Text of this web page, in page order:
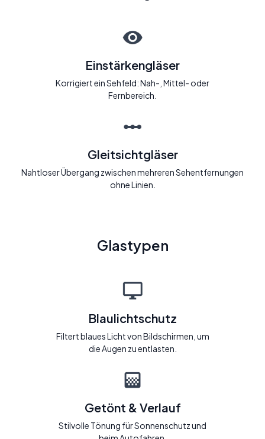
Einstärkengläser
Korrigiert ein Sehfeld: Nah-, Mittel- oder
Fernbereich.
Gleitsichtgläser
Nahtloser Übergang zwischen mehreren Sehentfernungen
ohne Linien.
Glastypen
Blaulichtschutz
Filtert blaues Licht von Bildschirmen, um
die Augen zu entlasten.
Getönt & Verlauf
Stilvolle Tönung für Sonnenschutz und